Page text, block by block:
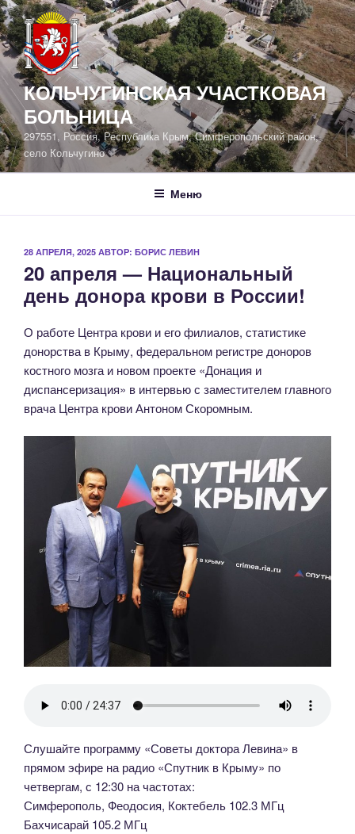
Перейти
к
содержимому
КОЛЬЧУГИНСКАЯ УЧАСТКОВАЯ
БОЛЬНИЦА
297551, Россия, Республика Крым, Симферопольский район,
село Кольчугино
Меню
ОПУБЛИКОВАНО
28 АПРЕЛЯ, 2025 АВТОР: БОРИС ЛЕВИН
20 апреля — Национальный
день донора крови в России!
О работе Центра крови и его филиалов, статистике
донорства в Крыму, федеральном регистре доноров
костного мозга и новом проекте «Донация и
диспансеризация» в интервью с заместителем главного
врача Центра крови Антоном Скоромным.
Слушайте программу «Советы доктора Левина» в
прямом эфире на радио «Спутник в Крыму» по
четвергам, с 12:30 на частотах:
Симферополь, Феодосия, Коктебель 102.3 МГц
Бахчисарай 105.2 МГц